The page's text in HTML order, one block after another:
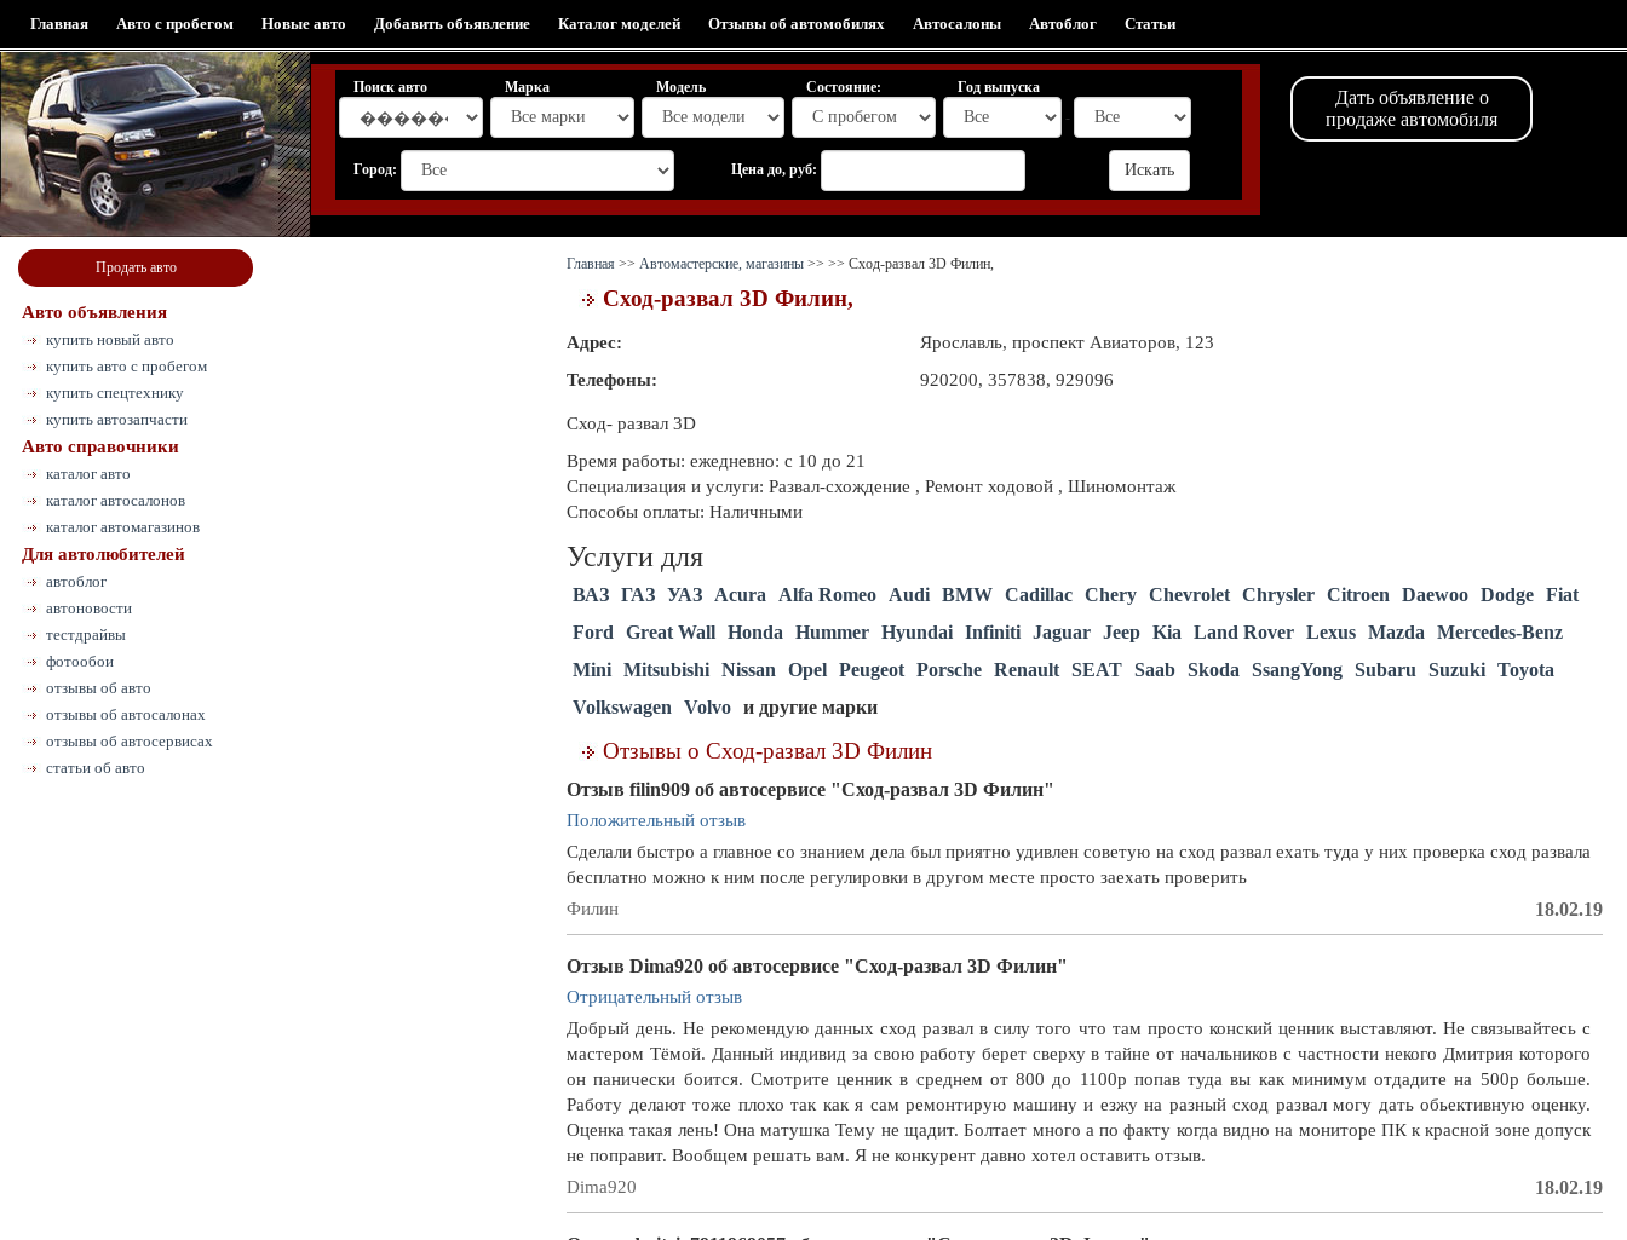
Главная Авто с пробегом Новые авто Добавить объявление Каталог моделей Отзывы об автомобилях Автосалоны Автоблог Статьи
Поиск авто Марка Модель Состояние:
Год выпуска
-
Город: Цена до, руб:
Дать объявление о
продаже автомобиля
Продать авто
Авто объявления
купить новый авто
купить авто с пробегом
купить спецтехнику
купить автозапчасти
Авто справочники
каталог авто
каталог автосалонов
каталог автомагазинов
Для автолюбителей
автоблог
автоновости
тестдрайвы
фотообои
отзывы об авто
отзывы об автосалонах
отзывы об автосервисах
статьи об авто
Главная >> Автомастерские, магазины >> >> Сход-развал 3D Филин,
Сход-развал 3D Филин,
Адрес:
Ярославль, проспект Авиаторов, 123
Телефоны:
920200, 357838, 929096
Сход- развал 3D
Время работы: ежедневно: с 10 до 21
Специализация и услуги: Развал-схождение , Ремонт ходовой , Шиномонтаж
Способы оплаты: Наличными
Услуги для
ВАЗ ГАЗ УАЗ Acura Alfa Romeo Audi BMW Cadillac Chery Chevrolet Chrysler Citroen Daewoo Dodge Fiat
Ford
Great Wall Honda Hummer Hyundai Infiniti Jaguar Jeep Kia Land Rover Lexus Mazda
Mercedes-Benz
Mini Mitsubishi Nissan Opel Peugeot Porsche Renault SEAT Saab Skoda SsangYong Subaru Suzuki Toyota
Volkswagen
Volvo и другие марки
Отзывы о Сход-развал 3D Филин
Отзыв filin909 об автосервисе "Сход-развал 3D Филин"
Положительный отзыв
Сделали быстро а главное со знанием дела был приятно удивлен советую на сход развал ехать туда у них проверка сход развала
бесплатно можно к ним после регулировки в другом месте просто заехать проверить
Филин
18.02.19
Отзыв Dima920 об автосервисе "Сход-развал 3D Филин"
Отрицательный отзыв
Добрый день. Не рекомендую данных сход развал в силу того что там просто конский ценник выставляют. Не связывайтесь с
мастером Тёмой. Данный индивид за свою работу берет сверху в тайне от начальников с частности некого Дмитрия которого
он панически боится. Смотрите ценник в среднем от 800 до 1100р попав туда вы как минимум отдадите на 500р больше.
Работу делают тоже плохо так как я сам ремонтирую машину и езжу на разный сход развал могу дать обьективную оценку.
Оценка такая лень! Она матушка Тему не щадит. Болтает много а по факту когда видно на мониторе ПК к красной зоне допуск
не поправит. Вообщем решать вам. Я не конкурент давно хотел оставить отзыв.
Dima920
18.02.19